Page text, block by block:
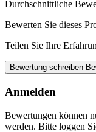
Durchschnittliche
Bewerten Sie dieses
Teilen Sie Ihre
Bewertung schreiben
Anmelden
Bewertungen können
werden. Bitte loggen